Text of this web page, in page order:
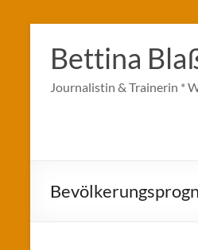
Inhalt
springen
Bettina
Journalistin & Trainerin *